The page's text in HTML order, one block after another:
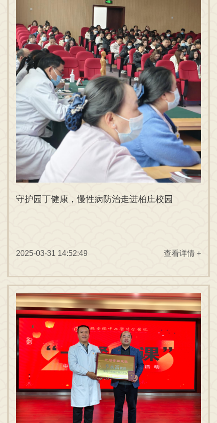
守护园丁健康，慢性病防治走进柏庄校园
2025-03-31 14:52:49 查看详情 +